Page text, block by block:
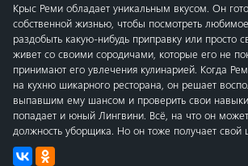
Крыс Реми обладает уникальным вкусом. Он
собственной жизнью, чтобы посмотреть
раздобыть какую-нибудь приправку или просто
живет со своими сородичами, которые его не
принимают его увлечения кулинарией. Когда
на кухню шикарного ресторана, он решает
выпавшим ему шансом и проверить свои
попадает и юный Лингвини. Всё, на что он
должность уборщика. Но он тоже получает свой